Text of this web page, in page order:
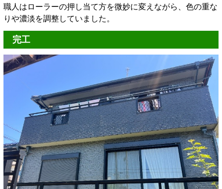
職人はローラーの押し当て方を微妙に変えながら、色の重な
りや濃淡を調整していました。
完工